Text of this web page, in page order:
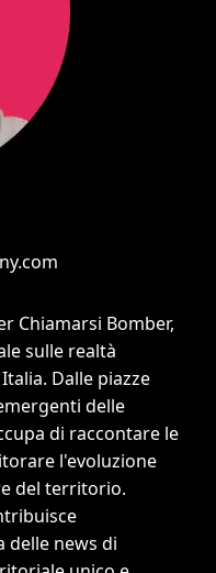
Chiamarsi Bomber,
sulle realtà
Dalle piazze
delle
di raccontare le
l'evoluzione
del territorio.
delle news di